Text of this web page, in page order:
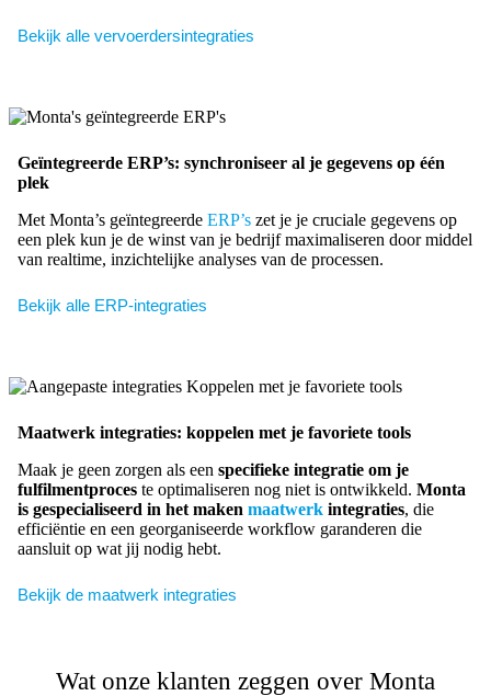
Bekijk alle vervoerdersintegraties
Geïntegreerde ERP’s: synchroniseer al je gegevens op één
plek
Met Monta’s geïntegreerde ERP’s zet je je cruciale gegevens op
een plek kun je de winst van je bedrijf maximaliseren door middel
van realtime, inzichtelijke analyses van de processen.
Bekijk alle ERP-integraties
Maatwerk integraties: koppelen met je favoriete tools
Maak je geen zorgen als een specifieke integratie om je
fulfilmentproces te optimaliseren nog niet is ontwikkeld. Monta
is gespecialiseerd in het maken maatwerk integraties, die
efficiëntie en een georganiseerde workflow garanderen die
aansluit op wat jij nodig hebt.
Bekijk de maatwerk integraties
Wat onze klanten zeggen over Monta